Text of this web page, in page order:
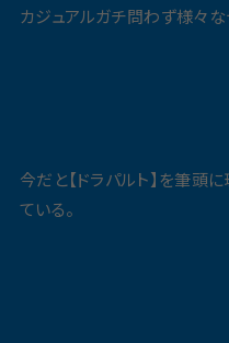
カジュアルガチ問わず様々
今だと【ドラパルト】を筆頭
ている。